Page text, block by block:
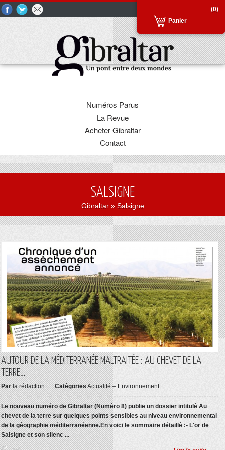
(0)
Panier
Numéros Parus
La Revue
Acheter Gibraltar
Contact
SALSIGNE
Gibraltar» Salsigne
AUTOUR DE LA MÉDITERRANÉE MALTRAITÉE : AU CHEVET DE LA
TERRE…
Par la rédaction CatégoriesActualité – Environnement
Le nouveau numéro de Gibraltar (Numéro 8) publie un dossier intitulé Au
chevet de la terre sur quelques points sensibles au niveau environnemental
de la géographie méditerranéenne.En voici le sommaire détaillé :• L'or de
Salsigne et son silenc ...